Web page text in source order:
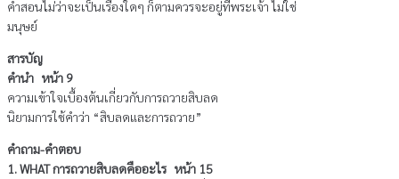
คำสอนไม่ว่าจะเป็นเรื่องใดๆ ก็ตามควรจะอยู่ที่พระเจ้า ไม่ใช่
มนุษย์
สารบัญ
คำนำ หน้า 9
ความเข้าใจเบื้องต้นเกี่ยวกับการถวายสิบลด
นิยามการใช้คำว่า “สิบลดและการถวาย”
คำถาม-คำตอบ
1. WHAT การถวายสิบลดคืออะไร หน้า 15